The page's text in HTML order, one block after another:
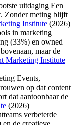
uitdaging Een
Zonder meting blijft
Institute (2026)
in marketing
(33%) en owned
maar de
Marketing Institute
Events,
op dat content
dat aantoonbaar de
(2026)
verbeterde